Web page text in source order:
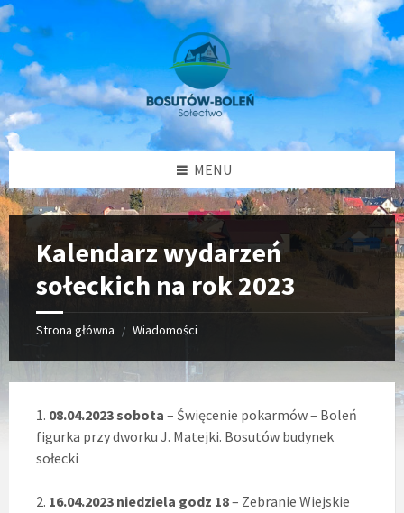
Przejdź
do
treści
Przejdź
do
lewego
paska
bocznego
Przejdź
do
prawego
paska
bocznego
Przejdź
do
stopki
MENU
Kalendarz wydarzeń
sołeckich na rok 2023
Strona główna / Wiadomości
1. 08.04.2023 sobota – Święcenie pokarmów – Boleń
figurka przy dworku J. Matejki. Bosutów budynek
sołecki
2. 16.04.2023 niedziela godz 18– Zebranie Wiejskie